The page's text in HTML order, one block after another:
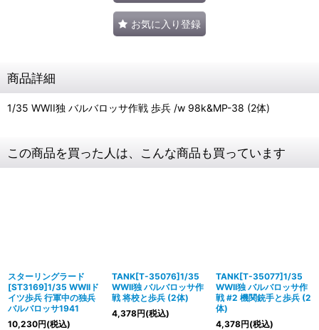
お気に入り登録
商品詳細
1/35 WWII独 バルバロッサ作戦 歩兵 /w 98k&MP-38 (2体)
この商品を買った人は、こんな商品も買っています
スターリングラード
[ST3169]1/35 WWIIド
イツ歩兵 行軍中の独兵
バルバロッサ1941
10,230円(税込)
TANK[T-35076]1/35
WWII独 バルバロッサ作
戦 将校と歩兵 (2体)
4,378円(税込)
TANK[T-35077]1/35
WWII独 バルバロッサ作
戦 #2 機関銃手と歩兵 (2
体)
4,378円(税込)